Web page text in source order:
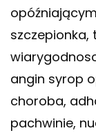
szczepionka,
angin syrop
choroba,
pachwinie,